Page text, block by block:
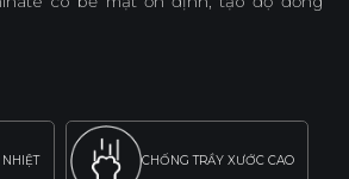
CHỐNG TRẦY XƯỚC CAO